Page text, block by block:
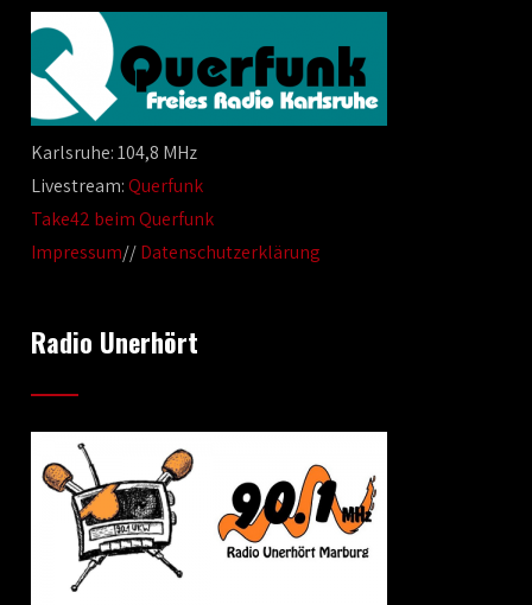
Karlsruhe: 104,8 MHz
Livestream:Querfunk
Take42 beim Querfunk
Impressum//Datenschutzerklärung
Radio Unerhört